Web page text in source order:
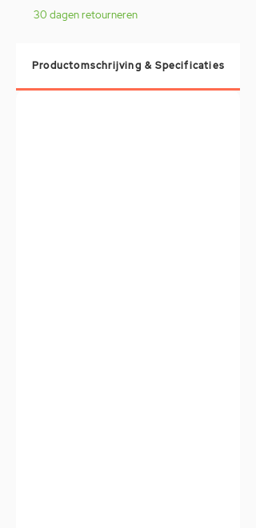
30 dagen retourneren
Productomschrijving & Specificaties